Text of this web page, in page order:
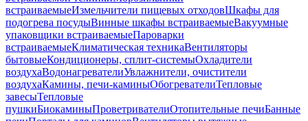
встраиваемыеИзмельчители пищевых отходовШкафы для
подогрева посудыВинные шкафы встраиваемыеВакуумные
упаковщики встраиваемыеПароварки
встраиваемыеКлиматическая техникаВентиляторы
бытовыеКондиционеры, сплит-системыОхладители
воздухаВодонагревателиУвлажнители, очистители
воздухаКамины, печи-каминыОбогревателиТепловые
завесыТепловые
пушкиБиокаминыПроветривателиОтопительные печиБанные